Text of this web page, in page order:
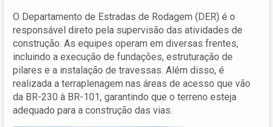
O Departamento de Estradas de Rodagem (DER) é o
responsável direto pela supervisão das atividades de
construção. As equipes operam em diversas frentes,
incluindo a execução de fundações, estruturação de
pilares e a instalação de travessas. Além disso, é
realizada a terraplenagem nas áreas de acesso que vão
da BR-230 à BR-101, garantindo que o terreno esteja
adequado para a construção das vias.